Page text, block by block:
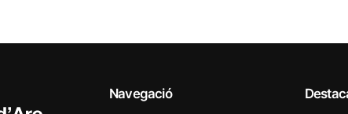
Navegació